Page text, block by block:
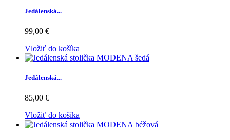
Jedálenská...
99,00 €
Vložiť do košíka
Jedálenská...
85,00 €
Vložiť do košíka